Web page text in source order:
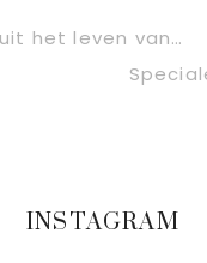
het leven van…
INSTAGRAM